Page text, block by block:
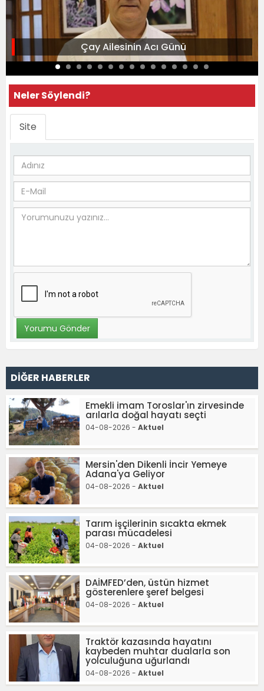
Çay Ailesinin Acı Günü
Neler Söylendi?
Site
DİĞER HABERLER
Emekli imam Toroslar'ın zirvesinde
arılarla doğal hayatı seçti
04-08-2026 - Aktuel
Mersin'den Dikenli İncir Yemeye
Adana'ya Geliyor
04-08-2026 - Aktuel
Tarım işçilerinin sıcakta ekmek
parası mücadelesi
04-08-2026 - Aktuel
DAİMFED’den, üstün hizmet
gösterenlere şeref belgesi
04-08-2026 - Aktuel
Traktör kazasında hayatını
kaybeden muhtar dualarla son
yolculuğuna uğurlandı
04-08-2026 - Aktuel